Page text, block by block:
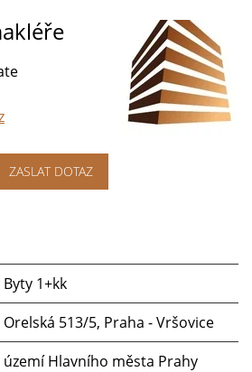
ZASLAT DOTAZ
Byty 1+kk
Orelská 513/5, Praha - Vršovice
území Hlavního města Prahy